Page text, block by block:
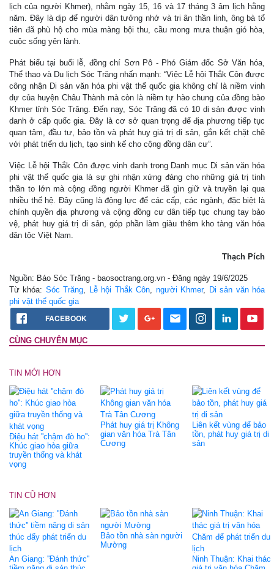
lịch của người Khmer), nhằm ngày 15, 16 và 17 tháng 3 âm lịch hằng
năm. Đây là dịp để người dân tưởng nhớ và tri ân thần linh, ông bà tổ
tiên đã phù hộ cho mùa màng bội thu, cầu mong mưa thuận gió hòa,
cuộc sống yên lành.
Phát biểu tại buổi lễ, đồng chí Sơn Pô - Phó Giám đốc Sở Văn hóa,
Thể thao và Du lịch Sóc Trăng nhấn mạnh: “Việc Lễ hội Thắk Côn được
công nhận Di sản văn hóa phi vật thể quốc gia không chỉ là niềm vinh
dự của huyện Châu Thành mà còn là niềm tự hào chung của đồng bào
Khmer tỉnh Sóc Trăng. Đến nay, Sóc Trăng đã có 10 di sản được vinh
danh ở cấp quốc gia. Đây là cơ sở quan trọng để địa phương tiếp tục
quan tâm, đầu tư, bảo tồn và phát huy giá trị di sản, gắn kết chặt chẽ
với phát triển du lịch, tạo sinh kế cho cộng đồng dân cư”.
Việc Lễ hội Thắk Côn được vinh danh trong Danh mục Di sản văn hóa
phi vật thể quốc gia là sự ghi nhận xứng đáng cho những giá trị tinh
thần to lớn mà cộng đồng người Khmer đã gìn giữ và truyền lại qua
nhiều thế hệ. Đây cũng là động lực để các cấp, các ngành, đặc biệt là
chính quyền địa phương và cộng đồng cư dân tiếp tục chung tay bảo
vệ, phát huy giá trị di sản, góp phần làm giàu thêm kho tàng văn hóa
dân tộc Việt Nam.
Thạch Pích
Nguồn: Báo Sóc Trăng - baosoctrang.org.vn - Đăng ngày 19/6/2025
Từ khóa: Sóc Trăng Lễ hội Thắk Côn người Khmer,
Di sản văn hóa
phi vật thể quốc gia
FACEBOOK
CÙNG CHUYÊN MỤC
TIN MỚI HƠN
Điệu hát ''chậm đò ho'':
Khúc giao hòa giữa
truyền thống và khát
vọng
Phát huy giá trị Không
gian văn hóa Trà Tân
Cương
Liên kết vùng để bảo
tồn, phát huy giá trị di
sản
TIN CŨ HƠN
An Giang: ''Đánh thức''
Bảo tồn nhà sàn người
Mường
Ninh Thuận: Khai thác